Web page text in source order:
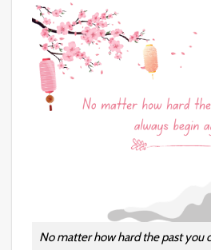
No matter how hard the past you